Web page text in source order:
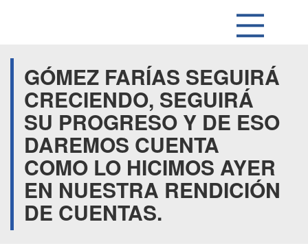
GÓMEZ FARÍAS SEGUIRÁ
CRECIENDO, SEGUIRÁ
SU PROGRESO Y DE ESO
DAREMOS CUENTA
COMO LO HICIMOS AYER
EN NUESTRA RENDICIÓN
DE CUENTAS.